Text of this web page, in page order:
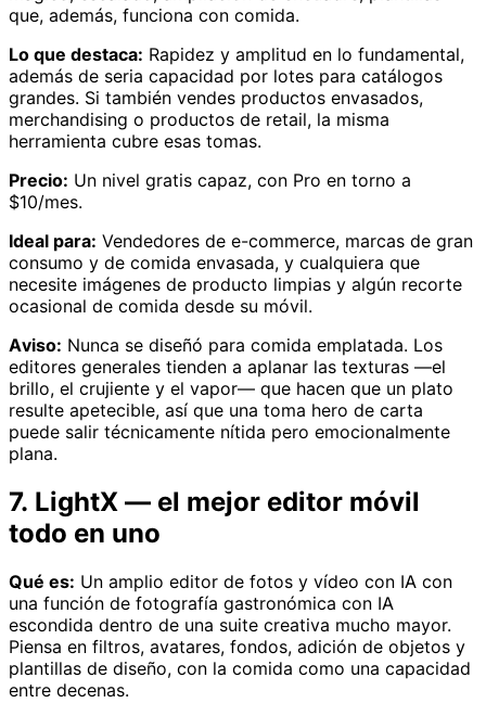
que, además, funciona con comida.
Lo que destaca: Rapidez y amplitud en lo fundamental,
además de seria capacidad por lotes para catálogos
grandes. Si también vendes productos envasados,
merchandising o productos de retail, la misma
herramienta cubre esas tomas.
Precio: Un nivel gratis capaz, con Pro en torno a
$10/mes.
Ideal para: Vendedores de e-commerce, marcas de gran
consumo y de comida envasada, y cualquiera que
necesite imágenes de producto limpias y algún recorte
ocasional de comida desde su móvil.
Aviso: Nunca se diseñó para comida emplatada. Los
editores generales tienden a aplanar las texturas —el
brillo, el crujiente y el vapor— que hacen que un plato
resulte apetecible, así que una toma hero de carta
puede salir técnicamente nítida pero emocionalmente
plana.
7. LightX — el mejor editor móvil
todo en uno
Qué es: Un amplio editor de fotos y vídeo con IA con
una función de fotografía gastronómica con IA
escondida dentro de una suite creativa mucho mayor.
Piensa en filtros, avatares, fondos, adición de objetos y
plantillas de diseño, con la comida como una capacidad
entre decenas.